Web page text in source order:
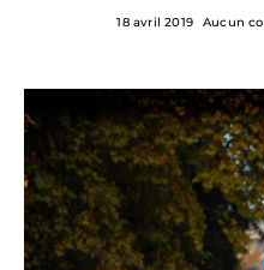
18 avril 2019 Aucun